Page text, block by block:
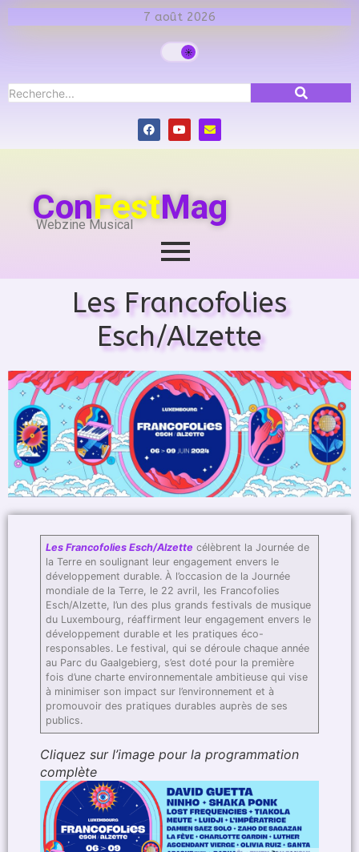
7 août 2026
ConFestMag
Webzine Musical
Les Francofolies
Esch/Alzette
Les Francofolies Esch/Alzette célèbrent la Journée de
la Terre en soulignant leur engagement envers le
développement durable. À l’occasion de la Journée
mondiale de la Terre, le 22 avril, les Francofolies
Esch/Alzette, l’un des plus grands festivals de musique
du Luxembourg, réaffirment leur engagement envers le
développement durable et les pratiques éco-
responsables. Le festival, qui se déroule chaque année
au Parc du Gaalgebierg, s’est doté pour la première
fois d’une charte environnementale ambitieuse qui vise
à minimiser son impact sur l’environnement et à
promouvoir des pratiques durables auprès de ses
publics.
Cliquez sur l’image pour la programmation
complète